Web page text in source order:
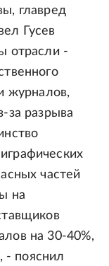
главред
Гусев
отрасли -
журналов,
за разрыва
частей
на
на 30-40%,
- пояснил